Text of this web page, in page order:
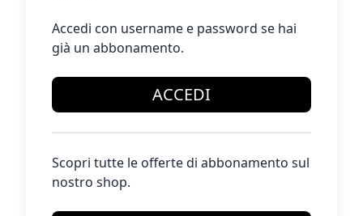
Accedi con username e password se hai
già un abbonamento.
ACCEDI
Scopri tutte le offerte di abbonamento sul
nostro shop.